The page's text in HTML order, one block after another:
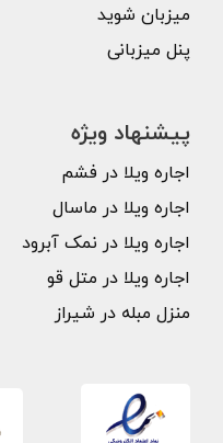
میزبان شوید
پنل میزبانی
پیشنهاد ویژه
اجاره ویلا در فشم
اجاره ویلا در ماسال
اجاره ویلا در نمک آبرود
اجاره ویلا در متل قو
منزل مبله در شیراز